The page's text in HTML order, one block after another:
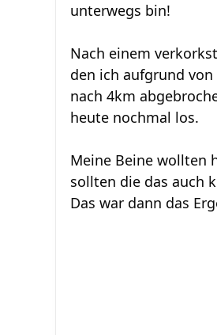
unterwegs bin!
Nach einem
den ich aufgrund
nach 4km
heute nochmal los.
Meine Beine wollten
sollten die das auch
Das war dann das